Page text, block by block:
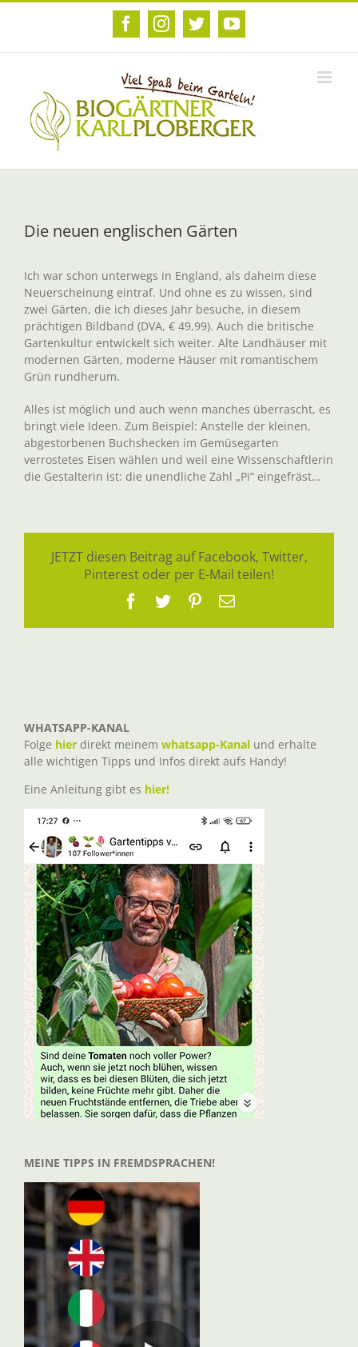
Zum
FacebookInstagram
TwitterYouTube
Die neuen englischen Gärten
Ich war schon unterwegs in England, als daheim diese
Neuerscheinung eintraf. Und ohne es zu wissen, sind
zwei Gärten, die ich dieses Jahr besuche, in diesem
prächtigen Bildband (DVA, € 49,99). Auch die britische
Gartenkultur entwickelt sich weiter. Alte Landhäuser mit
modernen Gärten, moderne Häuser mit romantischem
Grün rundherum.
Alles ist möglich und auch wenn manches überrascht, es
bringt viele Ideen. Zum Beispiel: Anstelle der kleinen,
abgestorbenen Buchshecken im Gemüsegarten
verrostetes Eisen wählen und weil eine Wissenschaftlerin
die Gestalterin ist: die unendliche Zahl „Pi“ eingefräst…
JETZT diesen Beitrag auf Facebook, Twitter,
Pinterest oder per E-Mail teilen!
Facebook
TwitterPinterest
E-
WHATSAPP-KANAL
Folge hier direkt meinem whatsapp-Kanal und erhalte
alle wichtigen Tipps und Infos direkt aufs Handy!
Eine Anleitung gibt es hier!
MEINE TIPPS IN FREMDSPRACHEN!